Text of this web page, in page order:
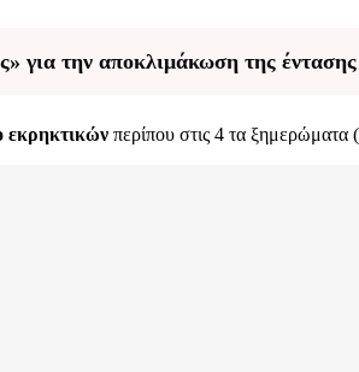
για την αποκλιμάκωση της
εκρηκτικών περίπου στις 4 τα